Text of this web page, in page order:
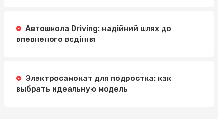
Автошкола Driving: надійний шлях до
впевненого водіння
Электросамокат для подростка: как
выбрать идеальную модель